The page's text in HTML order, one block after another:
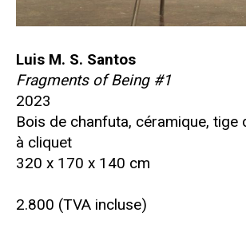
Luis M. S. Santos
Fragments of Being #1
2023
Bois de chanfuta, céramique, tige
à cliquet
320 x 170 x 140 cm
2.800 (TVA incluse)